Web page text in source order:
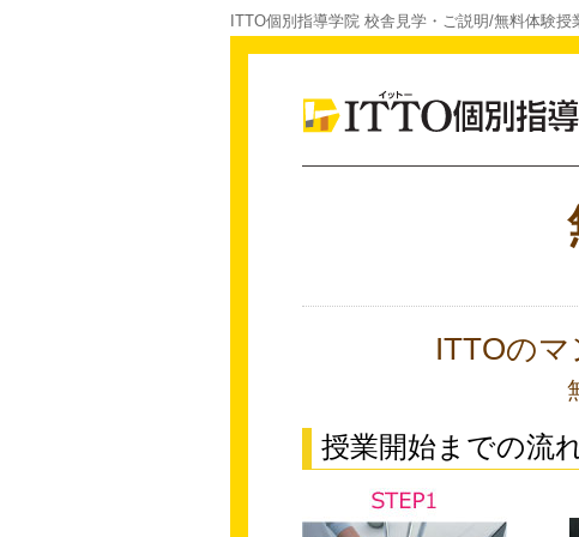
ITTO個別指導学院 校舎見学・ご説明/無料体験授
ITTOの
授業開始までの流